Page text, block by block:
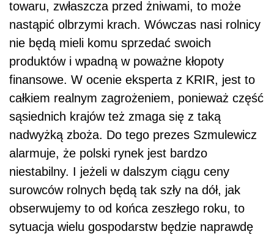
towaru, zwłaszcza przed żniwami, to może
nastąpić olbrzymi krach. Wówczas nasi rolnicy
nie będą mieli komu sprzedać swoich
produktów i wpadną w poważne kłopoty
finansowe. W ocenie eksperta z KRIR, jest to
całkiem realnym zagrożeniem, ponieważ część
sąsiednich krajów też zmaga się z taką
nadwyżką zboża. Do tego prezes Szmulewicz
alarmuje, że polski rynek jest bardzo
niestabilny. I jeżeli w dalszym ciągu ceny
surowców rolnych będą tak szły na dół, jak
obserwujemy to od końca zeszłego roku, to
sytuacja wielu gospodarstw będzie naprawdę